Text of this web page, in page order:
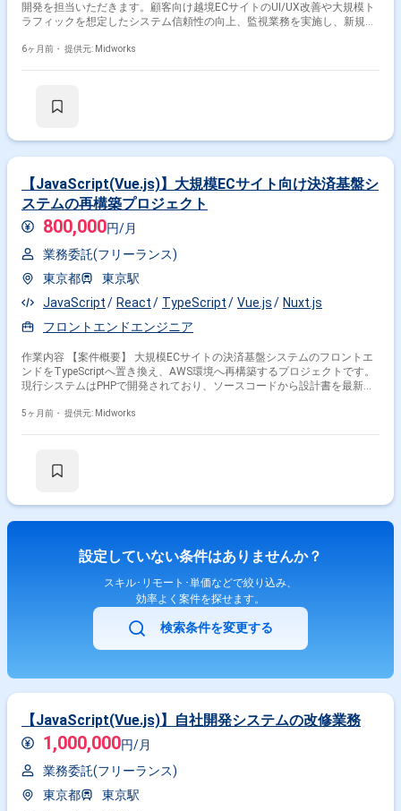
開発を担当いただきます。顧客向け越境ECサイトのUI/UX改善や大規模ト
ラフィックを想定したシステム信頼性の向上、監視業務を実施し、新規技
ームのフルスクラッチ開発において、技術選定から実装まで幅広く関わっ
・自社ECプラットフォームのフルスクラッチ開発、技術選定から実装まで
6ヶ月前・ 提供元: Midworks
【JavaScript(Vue.js)】大規模ECサイト向け決済基盤シ
ステムの再構築プロジェクト
800,000円/月
業務委託(フリーランス)
東京都
東京駅
JavaScript
React TypeScript Vue.js
Nuxt.js
フロントエンドエンジニア
作業内容 【案件概要】 大規模ECサイトの決済基盤システムのフロントエ
ンドをTypeScriptへ置き換え、AWS環境へ再構築するプロジェクトです。
現行システムはPHPで開発されており、ソースコードから設計書を最新化
システムの安定性と保守性を向上させます。 大規模ECサイト特有の要件
5ヶ月前・ 提供元: Midworks
設定していない条件はありませんか？
スキル･リモート･単価などで絞り込み、
効率よく案件を探せます。
検索条件を変更する
【JavaScript(Vue.js)】自社開発システムの改修業務
1,000,000円/月
業務委託(フリーランス)
東京都
東京駅